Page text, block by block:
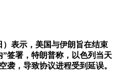
）表示，美国与伊朗旨在结束
签署，特朗普称，以色列当天
袭，导致协议进程受到延误。